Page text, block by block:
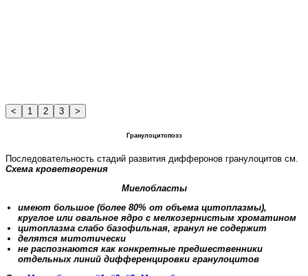
Гранулоцитопоэз
Последовательность стадий развития дифферонов гранулоцитов см.
Схема кроветворения
Миелобласты
имеют большое (более 80% от объема цитоплазмы),
круглое или овальное ядро с мелкозернистым хроматином
цитоплазма слабо базофильная, гранул не содержит
делятся митотически
не распознаются как конкретные предшественники
отдельных линий дифференцировки гранулоцитов